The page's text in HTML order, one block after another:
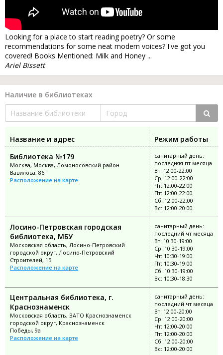
Looking for a place to start reading poetry? Or some
recommendations for some neat modern voices? I've got you
covered! Books Mentioned: Milk and Honey ...
Ariel Bissett
Наличие в библиотеках
Название и адрес
Режим работы
Библиотека №179
Москва, Москва, Ломоносовский район
Вавилова, 86
Расположение на карте
санитарный день:
последняя пт месяца
Вт: 12:00-22:00
Ср: 12:00-22:00
Чт: 12:00-22:00
Пт: 12:00-22:00
Сб: 12:00-22:00
Вс: 12:00-20:00
Лосино-Петровская городская
библиотека, МБУ
Московская область, Лосино-Петровский
городской округ, Лосино-Петровский
Строителей, 15
Расположение на карте
санитарный день:
последний чт месяца
Вт: 10:30-19:00
Ср: 10:30-19:00
Чт: 10:30-19:00
Пт: 10:30-19:00
Сб: 10:30-19:00
Вс: 10:30-18:30
Центральная библиотека, г.
Краснознаменск
Московская область, ЗАТО Краснознаменск
городской округ, Краснознаменск
Победы, 9а
Расположение на карте
санитарный день:
последний чт месяца
Вт: 12:00-20:00
Ср: 12:00-20:00
Чт: 12:00-20:00
Пт: 12:00-20:00
Сб: 12:00-20:00
Вс: 12:00-20:00